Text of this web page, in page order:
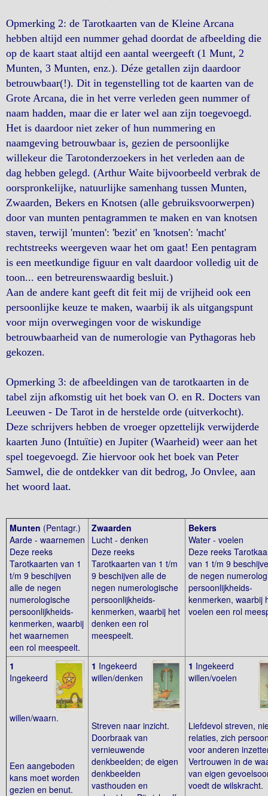
Opmerking 2: de Tarotkaarten van de Kleine Arcana
hebben altijd een nummer gehad doordat de afbeelding die
op de kaart staat altijd een aantal weergeeft (1 Munt, 2
Munten, 3 Munten, enz.). Déze getallen zijn daardoor
betrouwbaar(!). Dit in tegenstelling tot de kaarten van de
Grote Arcana, die in het verre verleden geen nummer of
naam hadden, maar die er later wel aan zijn toegevoegd.
Het is daardoor niet zeker of hun nummering en
naamgeving betrouwbaar is, gezien de persoonlijke
willekeur die Tarotonderzoekers in het verleden aan de
dag hebben gelegd. (Arthur Waite bijvoorbeeld verbrak de
oorspronkelijke, natuurlijke samenhang tussen Munten,
Zwaarden, Bekers en Knotsen (alle gebruiksvoorwerpen)
door van munten pentagrammen te maken en van knotsen
staven, terwijl 'munten': 'bezit' en 'knotsen': 'macht'
rechtstreeks weergeven waar het om gaat! Een pentagram
is een meetkundige figuur en valt daardoor volledig uit de
toon... een betreurenswaardig besluit.)
Aan de andere kant geeft dit feit mij de vrijheid ook een
persoonlijke keuze te maken, waarbij ik als uitgangspunt
voor mijn overwegingen voor de wiskundige
betrouwbaarheid van de numerologie van Pythagoras heb
gekozen.
Opmerking 3: de afbeeldingen van de tarotkaarten in de
tabel zijn afkomstig uit het boek van O. en R. Docters van
Leeuwen - De Tarot in de herstelde orde (uitverkocht).
Deze schrijvers hebben de vroeger opzettelijk verwijderde
kaarten Juno (Intuïtie) en Jupiter (Waarheid) weer aan het
spel toegevoegd. Zie hiervoor ook het boek van Peter
Samwel, die de ontdekker van dit bedrog, Jo Onvlee, aan
het woord laat.
Munten (Pentagr.)
Aarde - waarnemen
Deze reeks
Tarotkaarten van 1
t/m 9 beschijven
alle de negen
numerologische
persoonlijkheids-
kenmerken, waarbij
het waarnemen
een rol meespeelt.
Zwaarden
Lucht - denken
Deze reeks
Tarotkaarten van 1 t/m
9 beschijven alle de
negen numerologische
persoonlijkheids-
kenmerken, waarbij het
denken een rol
meespeelt.
Bekers
Water - voelen
Deze reeks
van 1 t/m 9
de negen
persoonlijkheids-
kenmerken, waarbij
voelen een rol
1
Ingekeerd
willen/waarn.
Een aangeboden
kans moet worden
gezien en benut.
1 Ingekeerd
willen/denken
Streven naar inzicht.
Doorbraak van
vernieuwende
denkbeelden; de eigen
denkbeelden
vasthouden en
1 Ingekeerd
willen/voelen
Liefdevol streven,
relaties, zich
voor anderen
Vertrouwen in de
van eigen
voedt de wilskracht.